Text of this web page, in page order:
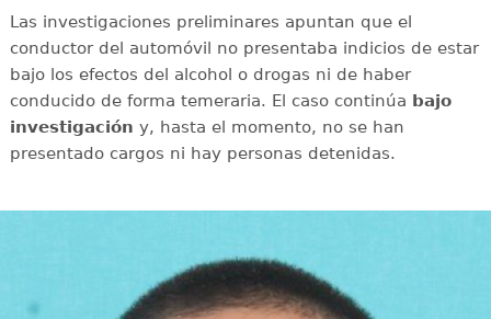
Las investigaciones preliminares apuntan que el
conductor del automóvil no presentaba indicios de estar
bajo los efectos del alcohol o drogas ni de haber
conducido de forma temeraria. El caso continúa bajo
investigación y, hasta el momento, no se han
presentado cargos ni hay personas detenidas.